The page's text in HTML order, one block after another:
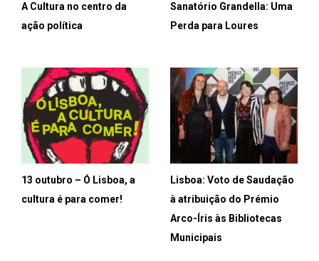
A Cultura no centro da
ação política
Sanatório Grandella: Uma
Perda para Loures
13 outubro – Ó Lisboa, a
cultura é para comer!
Lisboa: Voto de Saudação
à atribuição do Prémio
Arco-Íris às Bibliotecas
Municipais